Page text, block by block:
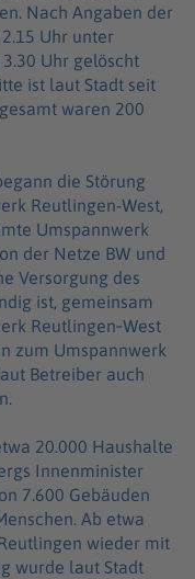
Nach Angaben der
Uhr unter
Uhr gelöscht
ist laut Stadt seit
waren 200
die Störung
Reutlingen-West,
Umspannwerk
der Netze BW und
Versorgung des
ist, gemeinsam
Reutlingen‑West
zum Umspannwerk
Betreiber auch
20.000 Haushalte
Innenminister
7.600 Gebäuden
Ab etwa
wieder mit
wurde laut Stadt